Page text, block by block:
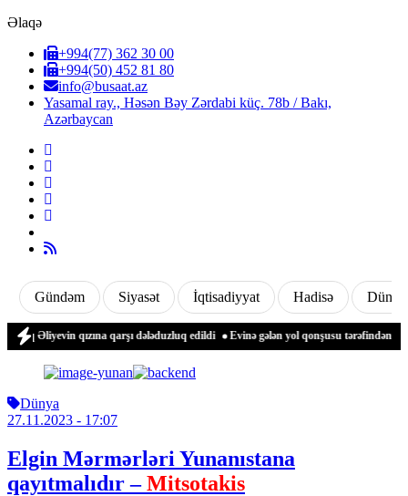
Əlaqə
+994(77) 362 30 00
+994(50) 452 81 80
info@busaat.az
Yasamal ray., Həsən Bəy Zərdabi küç. 78b / Bakı,
Azərbaycan
Gündəm Siyasət İqtisadiyyat Hadisə Dünya
qızına qarşı dələduzluq edildi Evinə gələn yol qonşusu tərəfindən zəbt
Dünya
27.11.2023 - 17:07
Elgin Mərmərləri Yunanıstana
qayıtmalıdır –Mitsotakis